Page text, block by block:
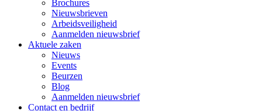
Brochures
Nieuwsbrieven
Arbeidsveiligheid
Aanmelden nieuwsbrief
Aktuele zaken
Nieuws
Events
Beurzen
Blog
Aanmelden nieuwsbrief
Contact en bedrijf